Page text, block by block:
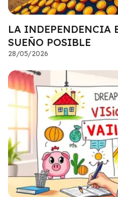
LA INDEPENDENCIA
SUEÑO POSIBLE
28/05/2026